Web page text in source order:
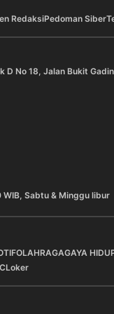
RedaksiPedoman Siber
D No 18, Jalan Bukit
Sabtu & Minggu libur
OLAHRAGAGAYA
Loker